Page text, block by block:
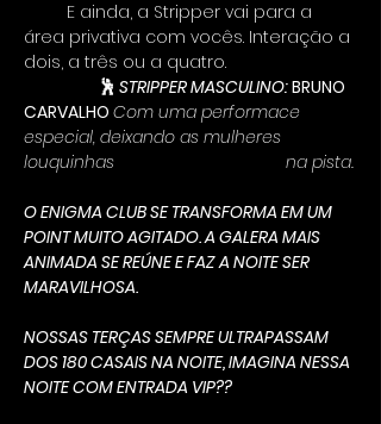
área privativa com vocês. Interação a
dois, a três ou a quatro.
                     🕺
STRIPPER MASCULINO: BRUNO
CARVALHO Com uma performace
especial, deixando as mulheres
louquinhas                                    na pista.
O ENIGMA CLUB SE TRANSFORMA EM UM
POINT MUITO AGITADO. A GALERA MAIS
ANIMADA SE REÚNE E FAZ A NOITE SER
MARAVILHOSA.
NOSSAS TERÇAS SEMPRE ULTRAPASSAM
DOS 180 CASAIS NA NOITE, IMAGINA NESSA
NOITE COM ENTRADA VIP??